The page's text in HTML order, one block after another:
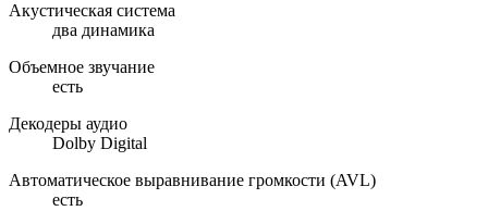
Акустическая система
два динамика
Объемное звучание
есть
Декодеры аудио
Dolby Digital
Автоматическое выравнивание громкости (AVL)
есть